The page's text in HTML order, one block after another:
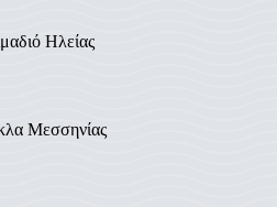
Ηλείας
Μεσσηνίας